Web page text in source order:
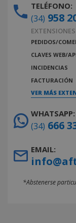
TELÉFONO:
(34) 958
PEDIDOS/
CLAVES WEB/
INCIDENCIAS
FACTURACIÓN
VER MÁS
WHATSAPP:
(34) 666
EMAIL:
*Abstenerse